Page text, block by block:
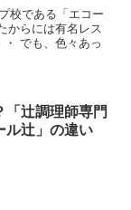
校である「エコー
からには有名レス
・ でも、色々あっ
「辻調理師専門
ル辻」の違い